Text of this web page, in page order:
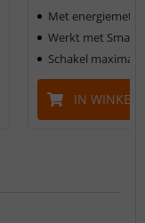
Met
Werkt met
Schakel maximaal
IN